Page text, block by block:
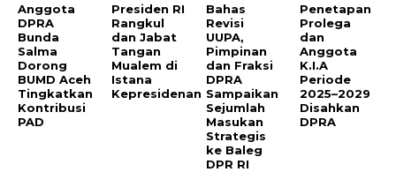
Anggota
DPRA
Bunda
Salma
Dorong
BUMD Aceh
Tingkatkan
Kontribusi
PAD
Presiden RI
Rangkul
dan Jabat
Tangan
Mualem di
Istana
Kepresidenan
Bahas
Revisi
UUPA,
Pimpinan
dan Fraksi
DPRA
Sampaikan
Sejumlah
Masukan
Strategis
ke Baleg
DPR RI
Penetapan
Prolega
dan
Anggota
K.I.A
Periode
2025–2029
Disahkan
DPRA